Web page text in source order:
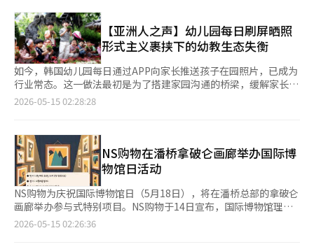
后就想来这里，但因为担心被认为过于偏袒，所以稍微推迟了，现
在终于来了。”他还提到：“我担任城南市市长时，也得到了新农
村会员和领导们的很多帮助。” 他接着说：“新农村运动在韩国
历史上，尤其是现代化历史中发挥了重要作用，现在在社会服务活
动中也表现得非常出色。”他指出：“如果没有新农村组织，各地
方自治体，尤其是基础地方政府，进行社会服务活动的正式活动将
会非常困难。” 李总统提到：“在国际服务活动中，农业支持活
动也很多，我认为这一部分需要大幅度扩大。”他反问道：“我们
不是吗？” 他表示：“思考如何最大化效率时，我觉得传授新农
村运动的经验将会非常有帮助。” 特别是李总统强调：“我担任
城南市市长时，组织应该做好本职工作。希望不要偏袒任何一方，
不要被所谓的政治所左右。”他还指出：“如果因为政治原因而四
处游走，实际上是得不到尊重的。” 李总统表示：“希望世界上
所有的事情都能以常识和合理性为基础。”他强调：“虽然你我之
间的立场和意识形态、价值观很重要，但在公共领域不应如此。”
他补充道：“我认为所有事情都应该根据客观标准公正、透明地进
【亚洲人之声】幼儿园每日刷屏晒照
形式主义裹挟下的幼教生态失衡
如今，韩国幼儿园每日通过APP向家长推送孩子在园照片，已成为
行业常态。这一做法最初是为了搭建家园沟通的桥梁，缓解家长对
孩子在园状态的担忧，让家长直观了解孩子的饮食、活动情况，原
式主义裹挟。 受韩国低出生率长期化影响，韩国3至5岁适龄幼儿
数量五年间大幅缩减，生源竞争愈发激烈，幼儿园为争夺生源、赢
得家长认可，不得不陷入晒照内卷。家长们也逐渐形成“照片多=
园所负责”的认知，将照片数量、画面精致度作为评判幼儿园好坏
的标准，进一步倒逼园所加码晒照频率、提升照片质量，形成恶性
循环。 更值得警惕的是教育本质的偏离。为了拍出好看的照片，
幼儿园优先安排手工、展演等易出片的活动，而阅读、互动引导等
难以可视化的核心教育环节被边缘化；幼师忙于抓拍镜头、修图上
2026-05-15 02:28:28
NS购物在潘桥拿破仑画廊举办国际博
物馆日活动
NS购物为庆祝国际博物馆日（5月18日），将在潘桥总部的拿破仑
画廊举办参与式特别项目。NS购物于14日宣布，国际博物馆理事
会（ICOM）指定的国际博物馆日将于20日和27日举行特别项目。
2026-05-15 02:26:36